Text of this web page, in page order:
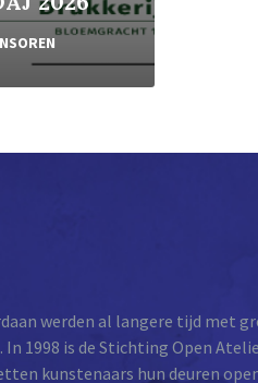
werden al langere tijd met
In 1998 is de Stichting Open
kunstenaars hun deuren